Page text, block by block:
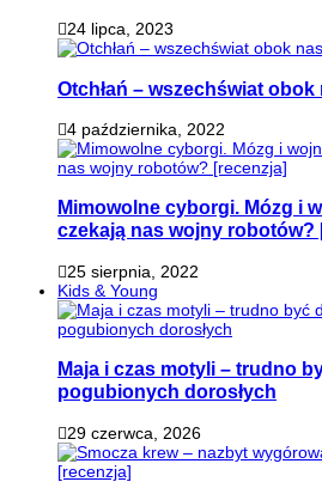
24 lipca, 2023
Otchłań – wszechświat
4 października, 2022
Mimowolne cyborgi. Mózg i
czekają nas wojny robotów?
25 sierpnia, 2022
Kids & Young
Maja i czas motyli – trudno
pogubionych dorosłych
29 czerwca, 2026